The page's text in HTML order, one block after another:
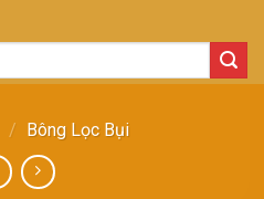
/ Bông Lọc Bụi